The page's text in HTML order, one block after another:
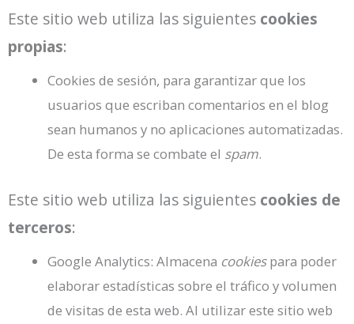
Este sitio web utiliza las siguientes cookies
propias:
Cookies de sesión, para garantizar que los
usuarios que escriban comentarios en el blog
sean humanos y no aplicaciones automatizadas.
De esta forma se combate el spam.
Este sitio web utiliza las siguientes cookies de
terceros:
Google Analytics: Almacena cookiespara poder
elaborar estadísticas sobre el tráfico y volumen
de visitas de esta web. Al utilizar este sitio web